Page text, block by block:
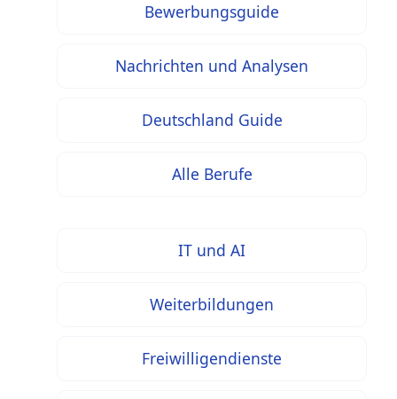
Bewerbungsguide
Nachrichten und Analysen
Deutschland Guide
Alle Berufe
IT und AI
Weiterbildungen
Freiwilligendienste